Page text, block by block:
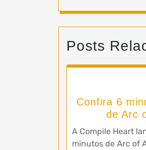
Posts
Confira 6
de Arc
A Compile Heart
minutos de Arc of